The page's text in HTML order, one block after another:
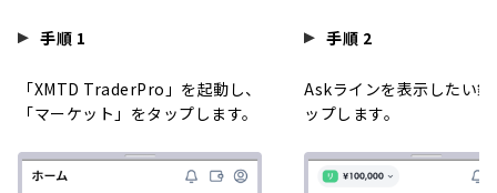
手順 1
「XMTD TraderPro」を起動し、
「マーケット」をタップします。
手順 2
Askラインを表示したい
ップします。